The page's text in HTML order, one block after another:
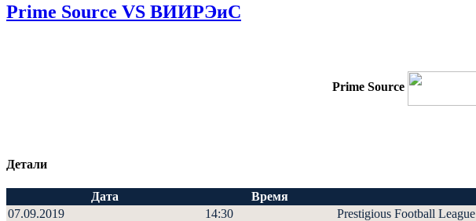
Prime Source VS ВИИРЭиС
Prime Source
Детали
Дата Время
07.09.2019
14:30 Prestigious Football League